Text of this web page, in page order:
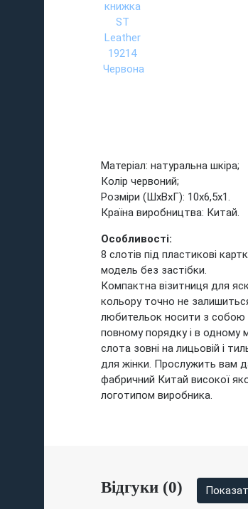
Матеріал: натуральна шкіра;
Колір червоний;
Розміри (ШхВхГ): 10х6,5х1.
Країна виробництва: Китай.
Особливості:
8 слотів під пластикові
модель без застібки.
Компактна візитниця для
кольору точно не
любительок носити з собою
повному порядку і в одному
слота зовні на лицьовій і
для жінки. Прослужить вам
фабричний Китай високої
логотипом виробника.
Відгуки (0)